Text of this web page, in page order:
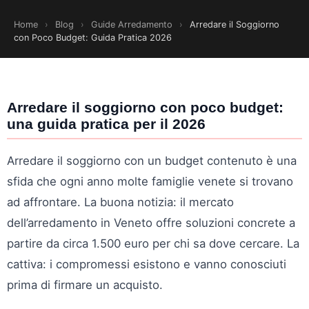
Home › Blog › Guide Arredamento ›
Arredare il Soggiorno
con Poco Budget: Guida Pratica 2026
Arredare il soggiorno con poco budget:
una guida pratica per il 2026
Arredare il soggiorno con un budget contenuto è una
sfida che ogni anno molte famiglie venete si trovano
ad affrontare. La buona notizia: il mercato
dell’arredamento in Veneto offre soluzioni concrete a
partire da circa 1.500 euro per chi sa dove cercare. La
cattiva: i compromessi esistono e vanno conosciuti
prima di firmare un acquisto.